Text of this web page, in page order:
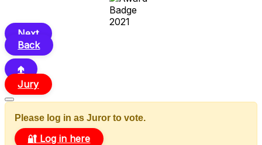
Next
Back
🢁
Jury
Please log in as Juror to vote.
🔐 Log in here